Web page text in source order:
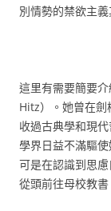
別情勢的禁欲主
這里有需要簡要
Hitz）。她曾在劍
收過古典學和現
學界日益不滿驅
可是在認識到思
從頭前往母校教